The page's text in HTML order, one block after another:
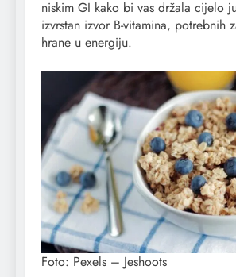
niskim GI kako bi vas držala cijelo
izvrstan izvor B-vitamina, potrebnih
hrane u energiju.
Foto: Pexels – Jeshoots